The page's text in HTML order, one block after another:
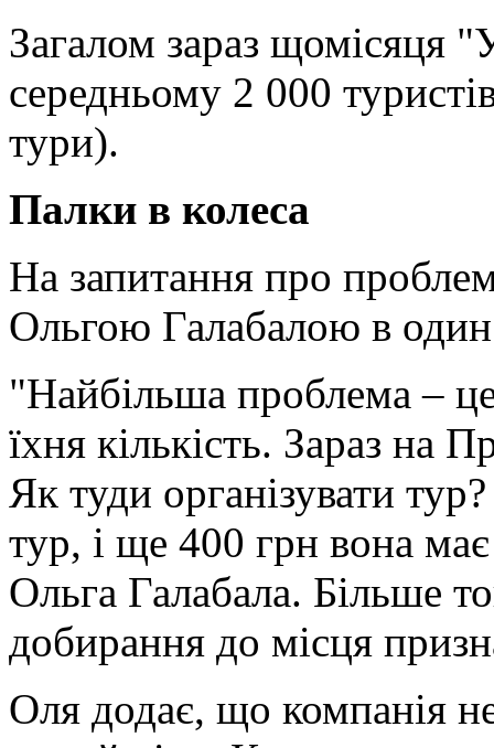
Загалом зараз щомісяця
середньому 2 000
тури).
Палки в колеса
На запитання про
Ольгою Галабалою в
"Найбільша проблема – це
їхня кількість. Зараз на
Як туди організувати
тур, і ще 400 грн вона
Ольга Галабала. Більше
добирання до місця
Оля додає, що компанія